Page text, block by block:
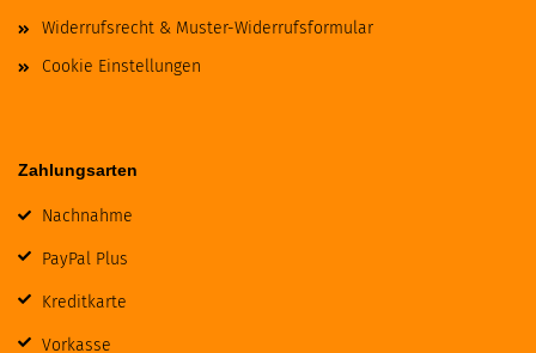
Widerrufsrecht & Muster-Widerrufsformular
Cookie Einstellungen
Zahlungsarten
Nachnahme
PayPal Plus
Kreditkarte
Vorkasse